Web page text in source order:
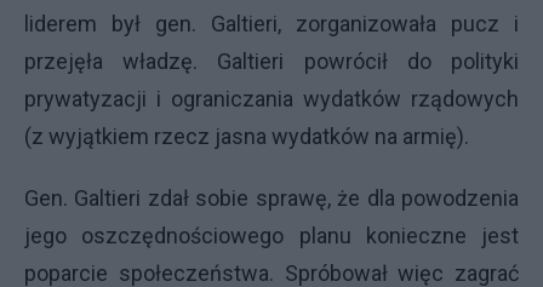
liderem był gen. Galtieri, zorganizowała pucz i
przejęła władzę. Galtieri powrócił do polityki
prywatyzacji i ograniczania wydatków rządowych
(z wyjątkiem rzecz jasna wydatków na armię).
Gen. Galtieri zdał sobie sprawę, że dla powodzenia
jego oszczędnościowego planu konieczne jest
poparcie społeczeństwa. Spróbował więc zagrać